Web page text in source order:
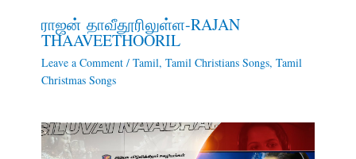
ராஜன் தாவீதூரிலுள்ள-RAJAN
THAAVEETHOORIL
Leave a Comment / Tamil, Tamil Christians Songs, Tamil
Christmas Songs